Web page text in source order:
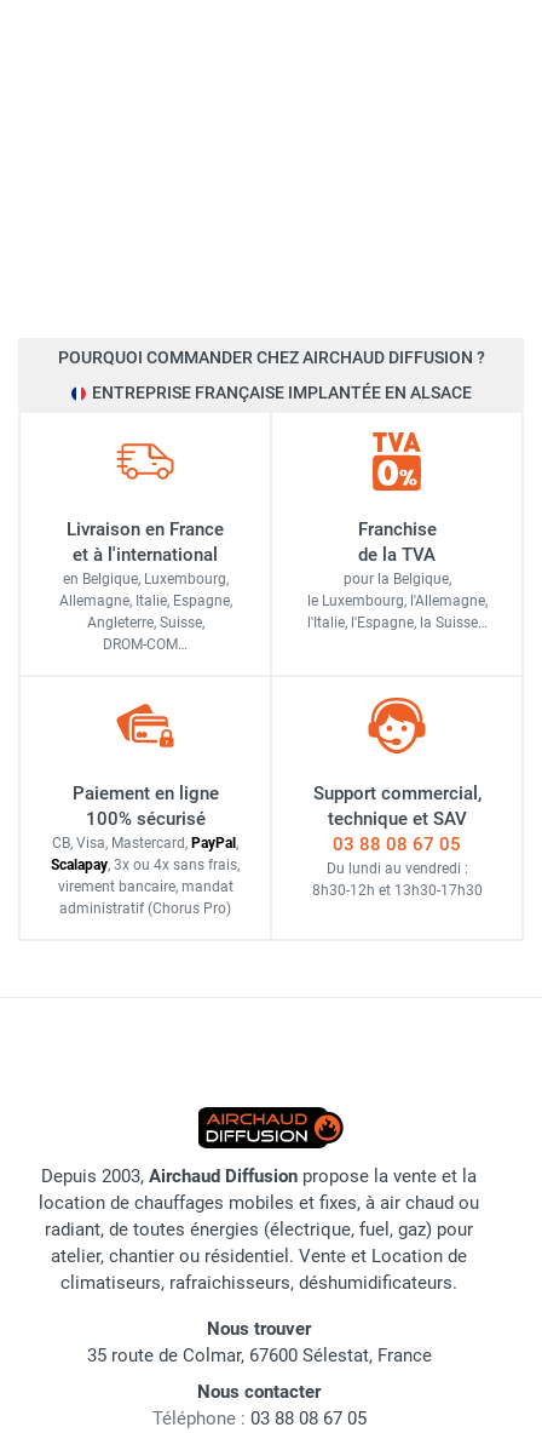
POURQUOI COMMANDER CHEZ AIRCHAUD DIFFUSION ?
ENTREPRISE FRANÇAISE IMPLANTÉE EN ALSACE
Livraison en France
et à l'international
en Belgique, Luxembourg,
Allemagne, Italie, Espagne,
Angleterre, Suisse,
DROM-COM…
Franchise
de la TVA
pour la Belgique,
le Luxembourg, l'Allemagne,
l'Italie, l'Espagne, la Suisse…
Paiement en ligne
100% sécurisé
CB, Visa, Mastercard, PayPal ,
Scalapay, 3x ou 4x sans frais,
virement bancaire, mandat
administratif (Chorus Pro)
Support commercial,
technique et SAV
03 88 08 67 05
Du lundi au vendredi :
8h30-12h et 13h30-17h30
Depuis 2003, Airchaud Diffusion propose la vente et la
location de chauffages mobiles et fixes, à air chaud ou
radiant, de toutes énergies (électrique, fuel, gaz) pour
atelier, chantier ou résidentiel. Vente et Location de
climatiseurs, rafraichisseurs, déshumidificateurs.
Nous trouver
35 route de Colmar, 67600 Sélestat, France
Nous contacter
Téléphone : 03 88 08 67 05